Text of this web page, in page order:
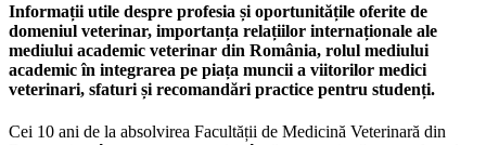
Informații utile despre profesia și oportunitățile oferite de
domeniul veterinar, importanța relațiilor internaționale ale
mediului academic veterinar din România, rolul mediului
academic în integrarea pe piața muncii a viitorilor medici
veterinari, sfaturi și recomandări practice pentru studenți.
Cei 10 ani de la absolvirea Facultății de Medicină Veterinară din